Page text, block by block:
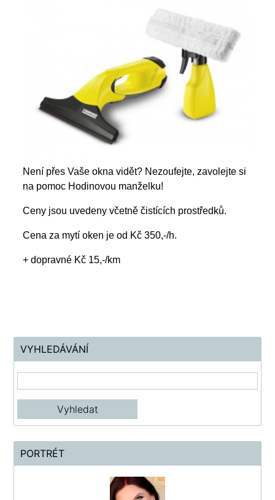
Není přes Vaše okna vidět? Nezoufejte, zavolejte si
na pomoc Hodinovou manželku!
Ceny jsou uvedeny včetně čistících prostředků.
Cena za mytí oken je od Kč 350,-/h.
+ dopravné Kč 15,-/km
VYHLEDÁVÁNÍ
PORTRÉT